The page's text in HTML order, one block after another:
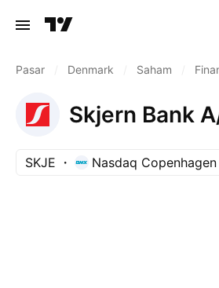
Pasar Denmark Saham
Skjern Bank
SKJE Nasdaq Copenhagen